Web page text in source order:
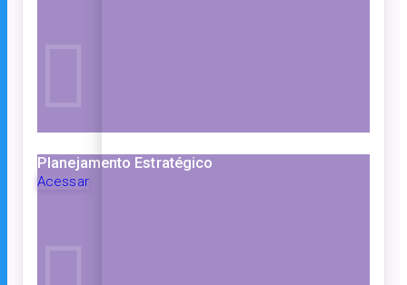
Planejamento Estratégico
Acessar